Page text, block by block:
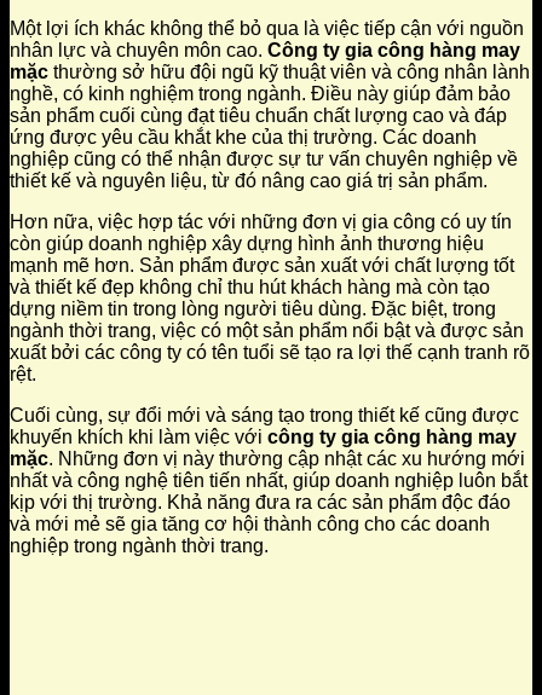
Một lợi ích khác không thể bỏ qua là việc tiếp cận với nguồn
nhân lực và chuyên môn cao. Công ty gia công hàng may
mặc thường sở hữu đội ngũ kỹ thuật viên và công nhân lành
nghề, có kinh nghiệm trong ngành. Điều này giúp đảm bảo
sản phẩm cuối cùng đạt tiêu chuẩn chất lượng cao và đáp
ứng được yêu cầu khắt khe của thị trường. Các doanh
nghiệp cũng có thể nhận được sự tư vấn chuyên nghiệp về
thiết kế và nguyên liệu, từ đó nâng cao giá trị sản phẩm.
Hơn nữa, việc hợp tác với những đơn vị gia công có uy tín
còn giúp doanh nghiệp xây dựng hình ảnh thương hiệu
mạnh mẽ hơn. Sản phẩm được sản xuất với chất lượng tốt
và thiết kế đẹp không chỉ thu hút khách hàng mà còn tạo
dựng niềm tin trong lòng người tiêu dùng. Đặc biệt, trong
ngành thời trang, việc có một sản phẩm nổi bật và được sản
xuất bởi các công ty có tên tuổi sẽ tạo ra lợi thế cạnh tranh rõ
rệt.
Cuối cùng, sự đổi mới và sáng tạo trong thiết kế cũng được
khuyến khích khi làm việc với công ty gia công hàng may
mặc. Những đơn vị này thường cập nhật các xu hướng mới
nhất và công nghệ tiên tiến nhất, giúp doanh nghiệp luôn bắt
kịp với thị trường. Khả năng đưa ra các sản phẩm độc đáo
và mới mẻ sẽ gia tăng cơ hội thành công cho các doanh
nghiệp trong ngành thời trang.